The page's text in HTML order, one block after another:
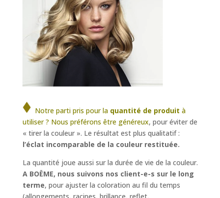
Notre parti pris pour la quantité de produit à
utiliser ? Nous préférons être généreux, pour éviter de
« tirer la couleur ». Le résultat est plus qualitatif :
l’éclat incomparable de la couleur restituée.
La quantité joue aussi sur la durée de vie de la couleur.
A BOËME, nous suivons nos client-e-s sur le long
terme, pour ajuster la coloration au fil du temps